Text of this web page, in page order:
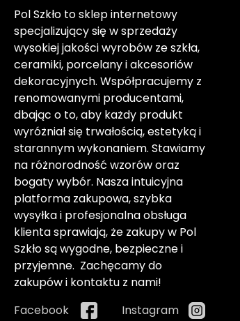
Pol Szkło to sklep internetowy
specjalizujący się w sprzedaży
wysokiej jakości wyrobów ze szkła,
ceramiki, porcelany i akcesoriów
dekoracyjnych. Współpracujemy z
renomowanymi producentami,
dbając o to, aby każdy produkt
wyróżniał się trwałością, estetyką i
starannym wykonaniem. Stawiamy
na różnorodność wzorów oraz
bogaty wybór. Nasza intuicyjna
platforma zakupowa, szybka
wysyłka i profesjonalna obsługa
klienta sprawiają, że zakupy w Pol
Szkło są wygodne, bezpieczne i
przyjemne. Zachęcamy do
zakupów i kontaktu z nami!
Facebook
Instagram